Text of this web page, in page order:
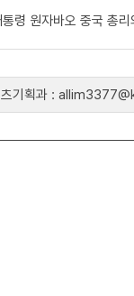
령 원자바오 중국 총
츠기획과 :